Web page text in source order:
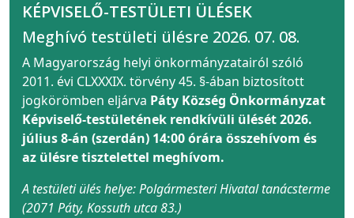
KÉPVISELŐ-TESTÜLETI ÜLÉSEK
Meghívó testületi ülésre 2026. 07. 08.
A Magyarország helyi önkormányzatairól szóló
2011. évi CLXXXIX. törvény 45. §-ában biztosított
jogkörömben eljárva Páty Község Önkormányzat
Képviselő-testületének rendkívüli ülését 2026.
július 8-án (szerdán) 14:00 órára összehívom és
az ülésre tisztelettel meghívom.
A testületi ülés helye: Polgármesteri Hivatal tanácsterme
(2071 Páty, Kossuth utca 83.)